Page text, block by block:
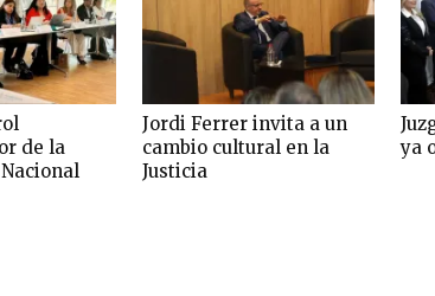
de la
Jordi Ferrer invita a un
cambio cultural en la
Justicia
ya